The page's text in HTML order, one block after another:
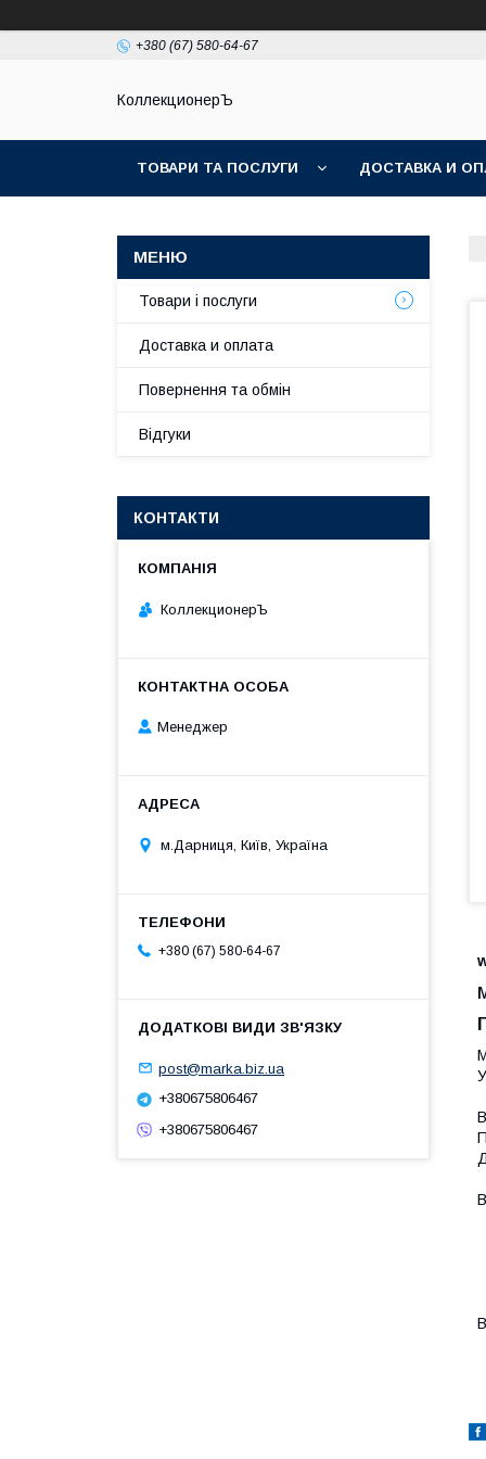
+380 (67) 580-64-67
КоллекционерЪ
ТОВАРИ ТА ПОСЛУГИ ДОСТАВКА И
Товари і послуги
Доставка и оплата
Повернення та обмін
Відгуки
КОНТАКТИ
КоллекционерЪ
Менеджер
м.Дарниця, Київ, Україна
+380 (67) 580-64-67
post@marka.biz.ua
+380675806467
+380675806467